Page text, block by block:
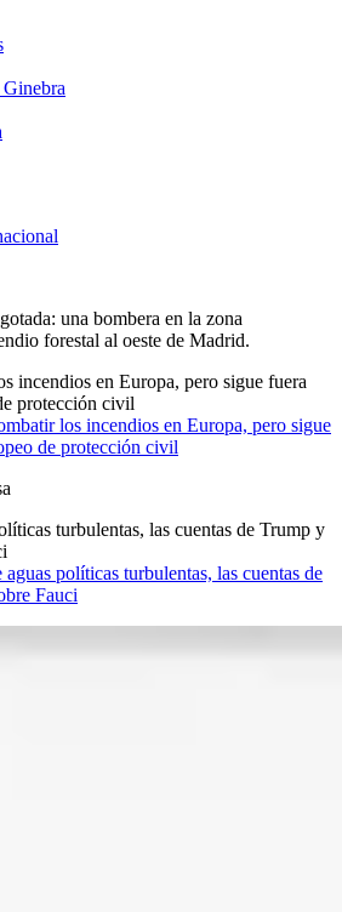
incendios en Europa, pero sigue fuera
protección civil
los incendios en Europa, pero sigue
de protección civil
turbulentas, las cuentas de Trump y
políticas turbulentas, las cuentas de
Fauci